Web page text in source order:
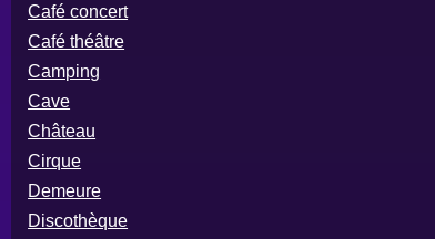
Café concert
Café théâtre
Camping
Cave
Château
Cirque
Demeure
Discothèque